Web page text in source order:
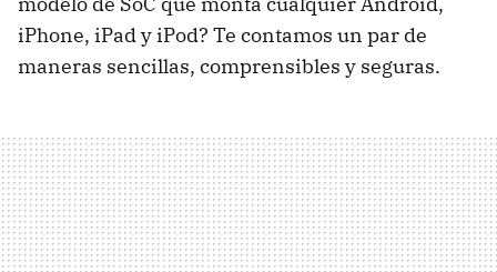
iPhone, iPad y iPod? Te contamos un par de
maneras sencillas, comprensibles y seguras.